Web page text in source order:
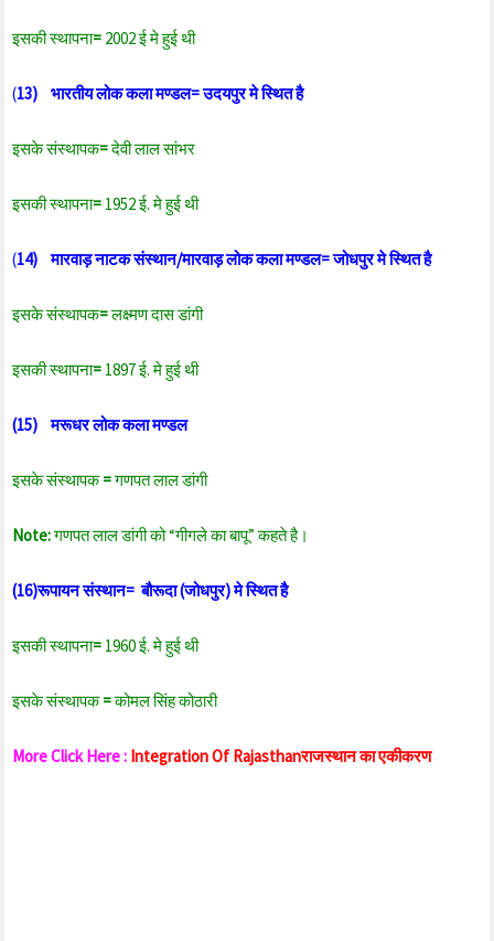
इसकी स्थापना= 2002 ई मे हुई थी
(13) भारतीय लोक कला मण्डल= उदयपुर मे स्थित है
इसके संस्थापक=देवी लाल सांभर
इसकी स्थापना= 1952 ई. मे हुई थी
(14) मारवाड़ नाटक संस्थान/मारवाड़ लोक कला मण्डल= जोधपुर मे स्थित है
इसके संस्थापक=लक्ष्मण दास डांगी
इसकी स्थापना= 1897 ई. मे हुई थी
(15) मरूधर लोक कला मण्डल
इसके संस्थापक=गणपत लाल डांगी
Note:गणपत लाल डांगी को “गीगले का बापू” कहते है।
(16)रूपायन संस्थान= बौरूदा (जोधपुर) मे स्थित है
इसकी स्थापना= 1960 ई. मे हुई थी
इसके संस्थापक=कोमल सिंह कोठारी
More Click Here : Integration Of Rajasthanराजस्थान का एकीकरण